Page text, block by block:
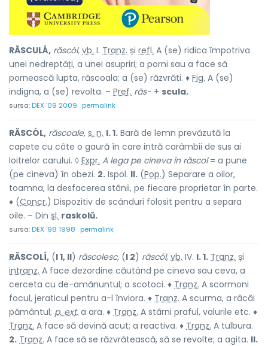
RĂSCULÁ, răscól, vb. I. Tranz. și refl. A (se) ridica împotriva
unei nedreptăți, a unei asupriri; a porni sau a face să
pornească lupta, răscoala; a (se) răzvrăti. ♦ Fig. A (se)
indigna, a (se) revolta. – Pref. răs- + scula.
sursa:DEX '09 2009 permalink
RĂSCÓL, răscoale, s. n. I. 1. Bară de lemn prevăzută la
capete cu câte o gaură în care intră carâmbii de sus ai
loitrelor carului. ◊ Expr. A lega pe cineva în răscol= a pune
(pe cineva) în obezi. 2. Ispol. II. (Pop.) Separare a oilor,
toamna, la desfacerea stânii, pe fiecare proprietar în parte.
♦ (Concr.) Dispozitiv de scânduri folosit pentru a separa
oile. – Din sl. raskolŭ.
sursa:DEX '98 1998 permalink
RĂSCOLÍ, (I 1, II) răscolesc, (I 2) răscól, vb. IV. I. 1. Tranz. și
intranz. A face dezordine căutând pe cineva sau ceva, a
cerceta cu de-amănuntul; a scotoci. ♦ Tranz. A scormoni
focul, jeraticul pentru a-l înviora. ♦ Tranz. A scurma, a râcâi
pământul; p. ext. a ara. ♦ Tranz. A stârni praful, valurile etc. ♦
Tranz. A face să devină acut; a reactiva. ♦ Tranz. A tulbura.
2. Tranz. A face să se răzvrătească, să se revolte; a agita. II.